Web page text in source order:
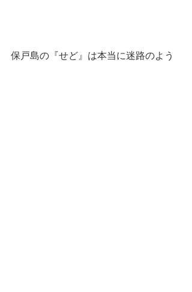
保戸島の『せど』は本当に迷路のよう